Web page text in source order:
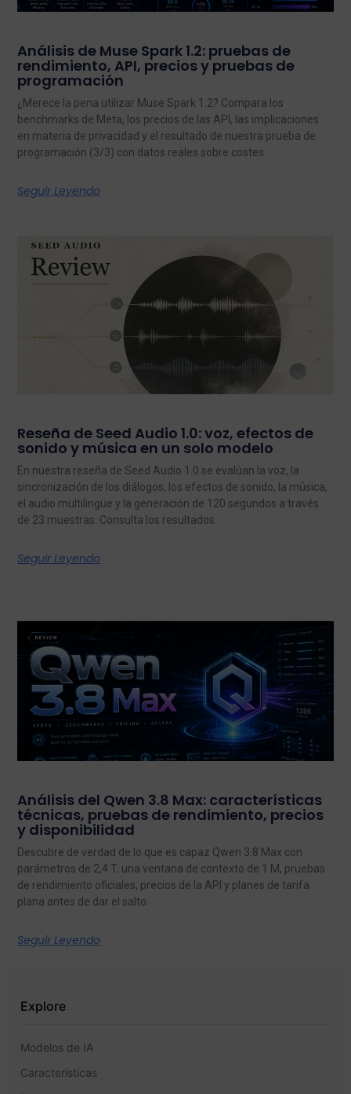
Análisis de Muse Spark 1.2: pruebas de
rendimiento, API, precios y pruebas de
programación
¿Merece la pena utilizar Muse Spark 1.2? Compara los
benchmarks de Meta, los precios de las API, las implicaciones
en materia de privacidad y el resultado de nuestra prueba de
programación (3/3) con datos reales sobre costes.
Seguir Leyendo
Reseña de Seed Audio 1.0: voz, efectos de
sonido y música en un solo modelo
En nuestra reseña de Seed Audio 1.0 se evalúan la voz, la
sincronización de los diálogos, los efectos de sonido, la música,
el audio multilingüe y la generación de 120 segundos a través
de 23 muestras. Consulta los resultados.
Seguir Leyendo
Análisis del Qwen 3.8 Max: características
técnicas, pruebas de rendimiento, precios
y disponibilidad
Descubre de verdad de lo que es capaz Qwen 3.8 Max con
parámetros de 2,4 T, una ventana de contexto de 1 M, pruebas
de rendimiento oficiales, precios de la API y planes de tarifa
plana antes de dar el salto.
Seguir Leyendo
Explore
Modelos de IA
Características